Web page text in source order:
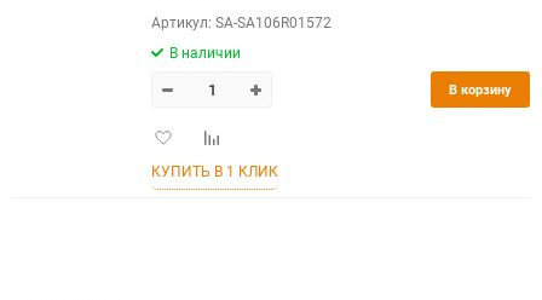
Артикул: SA-SA106R01572
В наличии
Добавить
избранное
Добавить
сравнению
В корзину
КУПИТЬ В 1 КЛИК